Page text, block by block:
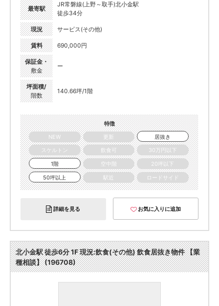
最寄駅
JR常磐線(上野～取手)北小金駅
徒歩34分
現況 サービス(その他)
賃料 690,000円
保証金・
敷金
ー
坪面積/
階数
140.66坪/1階
特徴
NEW
更新
居抜き
スケルトン
飲食可
30万円以下
1階
空中階
20坪以下
50坪以上
駅近 ロードサイド
詳細を見る お気に入りに追加
北小金駅 徒歩6分 1F 現況:飲食(その他) 飲食居抜き物件 【業
種相談】 (196708)